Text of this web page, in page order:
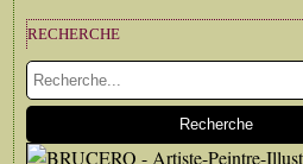
RECHERCHE